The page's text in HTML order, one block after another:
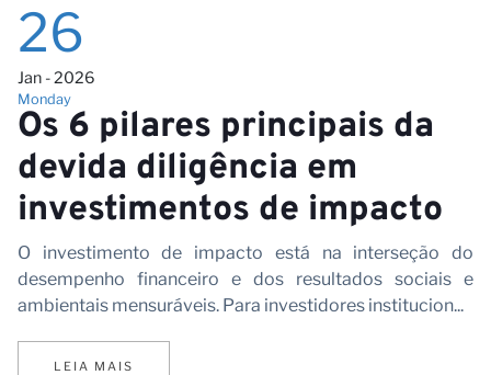
26
Jan - 2026
Monday
Os 6 pilares principais da
devida diligência em
investimentos de impacto
O investimento de impacto está na interseção do
desempenho financeiro e dos resultados sociais e
ambientais mensuráveis. Para investidores institucion...
LEIA MAIS